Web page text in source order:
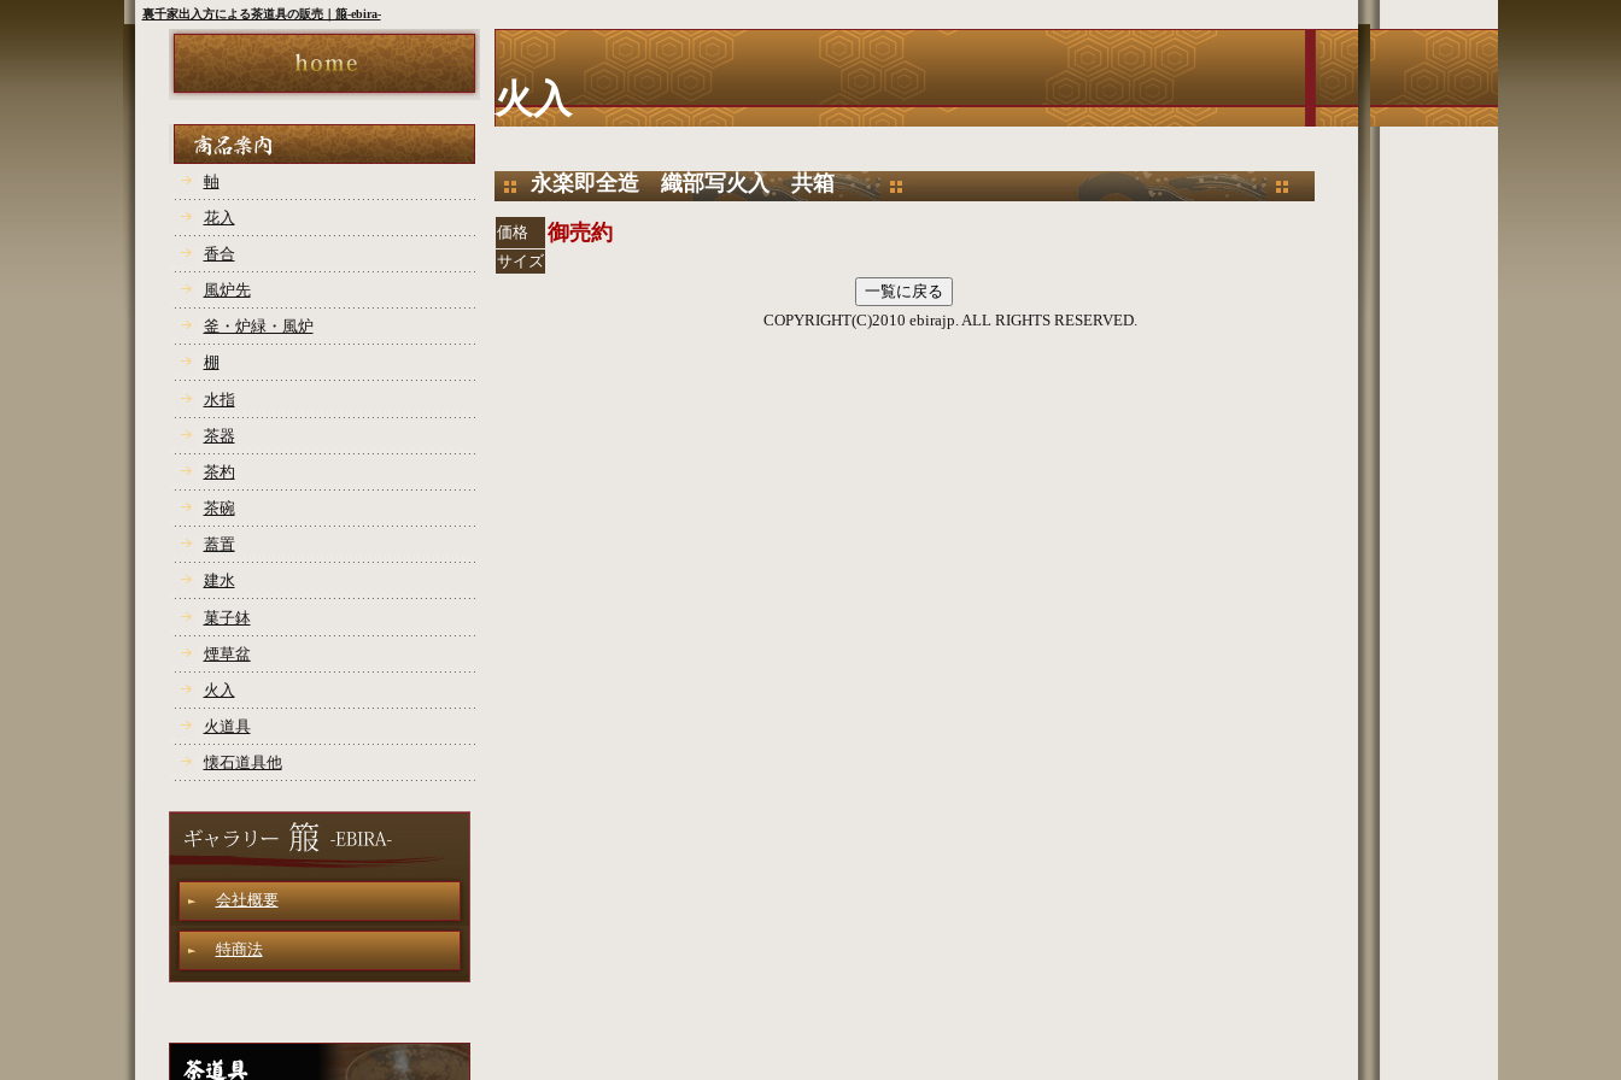
裏千家出入方による茶道具の販売｜箙-ebira-
軸
花入
香合
風炉先
釜・炉緑・風炉
棚
水指
茶器
茶杓
茶碗
蓋置
建水
菓子鉢
煙草盆
火入
火道具
懐石道具他
会社概要
特商法
火入
永楽即全造 織部写火入 共箱
価格 御売約
サイズ
COPYRIGHT(C)2010 ebirajp. ALL RIGHTS RESERVED.